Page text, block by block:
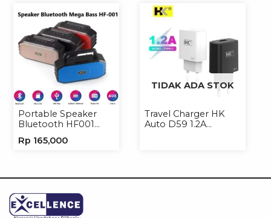
Portable Speaker
Bluetooth HF001
Wireless
Rp 165,000
TIDAK ADA STOK
Travel Charger HK
Auto D59 1.2A